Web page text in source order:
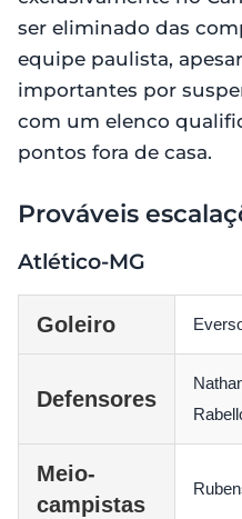
ser eliminado das
equipe paulista,
importantes por
com um elenco
pontos fora de casa.
Prováveis
Atlético-MG
Goleiro
Defensores
Meio-
campistas